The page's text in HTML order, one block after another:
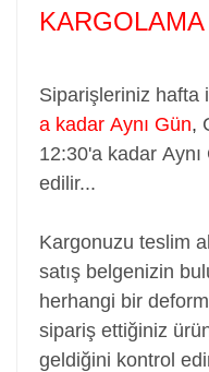
Siparişleriniz hafta
a kadar Aynı Gün,
12:30'a kadar
edilir...
Kargonuzu teslim
satış belgenizin
herhangi bir
sipariş ettiğiniz
geldiğini kontrol